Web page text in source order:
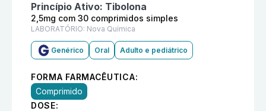
Princípio Ativo: Tibolona
2,5mg com 30 comprimidos simples
LABORATÓRIO: Nova Química
Genérico Oral Adulto e pediátrico
FORMA FARMACÊUTICA:
Comprimido
DOSE: